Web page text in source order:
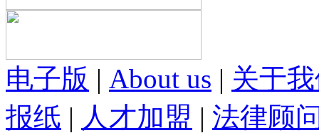
电子版 | About us | 关于
报纸 | 人才加盟 | 法律顾